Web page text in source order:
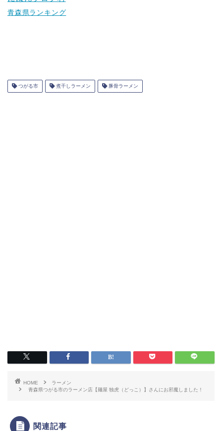
青森県ランキング
つがる市 煮干しラーメン 豚骨ラーメン
HOME
ラーメン
青森県つがる市のラーメン店【麺屋 独虎（どっこ）】さんにお邪魔しました！
関連記事